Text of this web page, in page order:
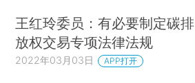
王红玲委员：有必要制定碳排
放权交易专项法律法规
2022年03月03日 APP打开